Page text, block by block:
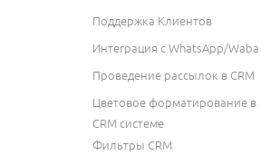
Поддержка Клиентов
Интеграция с WhatsApp/Waba
Проведение рассылок в CRM
Цветовое форматирование в
CRM системе
Фильтры CRM